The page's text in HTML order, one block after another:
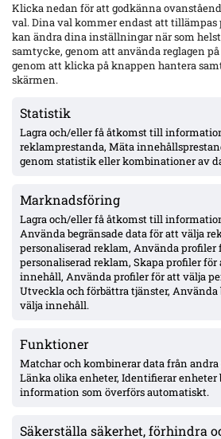
Klicka nedan för att godkänna
val. Dina val kommer endast att tillämpas
kan ändra dina inställningar när som
samtycke, genom att använda reglagen
genom att klicka på knappen hantera
skärmen.
Statistik
Lagra och/eller få åtkomst till
reklamprestanda, Mäta
genom statistik eller kombinationer av
Marknadsföring
Lagra och/eller få åtkomst till
Använda begränsade data för att välja
personaliserad reklam, Använda profiler
personaliserad reklam, Skapa profiler
innehåll, Använda profiler för att välja
Utveckla och förbättra tjänster, Använda
välja innehåll.
Funktioner
Matchar och kombinerar data från andra
Länka olika enheter, Identifierar enheter
information som överförs automatiskt.
Säkerställa säkerhet, förhindra
Mjällby – inhopp i 84:e minuten
17-årige Theodor Lundbergh
VSK: Jonathan Rings rehab har
Lushaku osäker, Nsabiyumva
MFF:s vänsterback: Johan
John skadad, Busanello och
Pålsson in bredvid Djurić, 17-
Julius Beck öppen för Elfsborg-
option, Sturm Graz-kontrakt till
ÖVERSIKT
Nyheter & Reportage
Spelarbetyg
KONTAKT